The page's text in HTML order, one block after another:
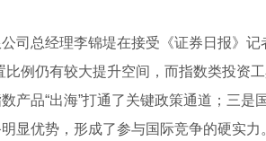
司总经理李锦堤在接受《证券日报》
比例仍有较大提升空间，而指数类投资
产品“出海”打通了关键政策通道；三是
显优势，形成了参与国际竞争的硬实力